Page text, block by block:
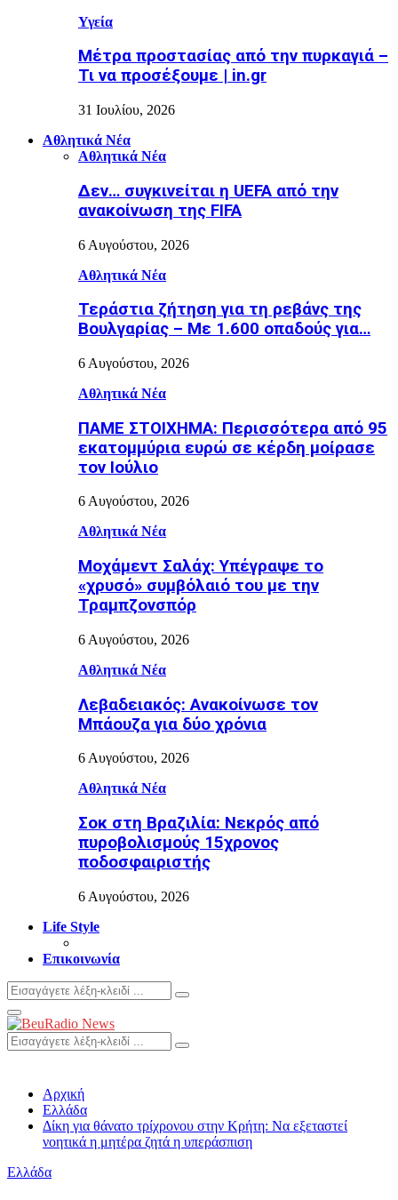
Υγεία
Μέτρα προστασίας από την πυρκαγιά –
Τι να προσέξουμε | in.gr
31 Ιουλίου, 2026
Αθλητικά Νέα
Αθλητικά Νέα
Δεν… συγκινείται η UEFA από την
ανακοίνωση της FIFA
6 Αυγούστου, 2026
Αθλητικά Νέα
Τεράστια ζήτηση για τη ρεβάνς της
Βουλγαρίας – Με 1.600 οπαδούς για…
6 Αυγούστου, 2026
Αθλητικά Νέα
ΠΑΜΕ ΣΤΟΙΧΗΜΑ: Περισσότερα από 95
εκατομμύρια ευρώ σε κέρδη μοίρασε
τον Ιούλιο
6 Αυγούστου, 2026
Αθλητικά Νέα
Μοχάμεντ Σαλάχ: Υπέγραψε το
«χρυσό» συμβόλαιό του με την
Τραμπζονσπόρ
6 Αυγούστου, 2026
Αθλητικά Νέα
Λεβαδειακός: Ανακοίνωσε τον
Μπάουζα για δύο χρόνια
6 Αυγούστου, 2026
Αθλητικά Νέα
Σοκ στη Βραζιλία: Νεκρός από
πυροβολισμούς 15χρονος
ποδοσφαιριστής
6 Αυγούστου, 2026
Life Style
Επικοινωνία
Search
for:
Search
Primary
Menu
Search
for:
Search
Αρχική
Ελλάδα
Δίκη για θάνατο τρίχρονου στην Κρήτη: Να εξεταστεί
νοητικά η μητέρα ζητά η υπεράσπιση
Ελλάδα